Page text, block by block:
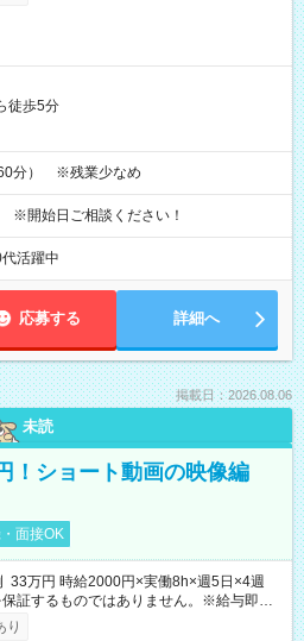
徒歩5分
分） ※残業少なめ
※開始日ご相談ください！
活躍中
応募する 詳細へ
掲載日：2026.08.06
未読
！ショート動画の映像編
面接OK
万円 時給2000円×実働8h×週5日×4週
証するものではありません。※給与即受
利用条件有）
り